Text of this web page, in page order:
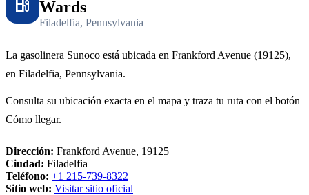
Wards
Filadelfia, Pennsylvania
La gasolinera Sunoco está ubicada en Frankford Avenue (19125),
en Filadelfia, Pennsylvania.
Consulta su ubicación exacta en el mapa y traza tu ruta con el botón
Cómo llegar.
Dirección: Frankford Avenue, 19125
Ciudad: Filadelfia
Teléfono: +1 215-739-8322
Sitio web: Visitar sitio oficial